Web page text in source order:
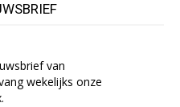
van
wekelijks onze